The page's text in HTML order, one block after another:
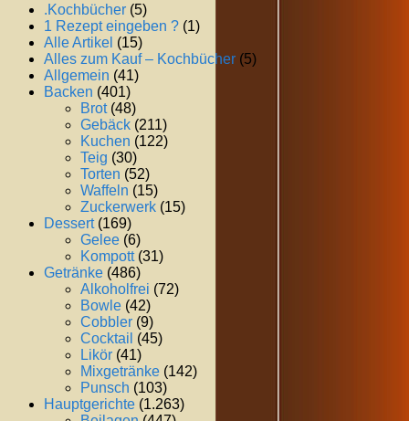
.Kochbücher (5)
1 Rezept eingeben ? (1)
Alle Artikel (15)
Alles zum Kauf – Kochbücher (5)
Allgemein (41)
Backen (401)
Brot(48)
Gebäck (211)
Kuchen (122)
Teig (30)
Torten (52)
Waffeln (15)
Zuckerwerk (15)
Dessert(169)
Gelee (6)
Kompott(31)
Getränke (486)
Alkoholfrei (72)
Bowle (42)
Cobbler (9)
Cocktail (45)
Likör (41)
Mixgetränke (142)
Punsch (103)
Hauptgerichte (1.263)